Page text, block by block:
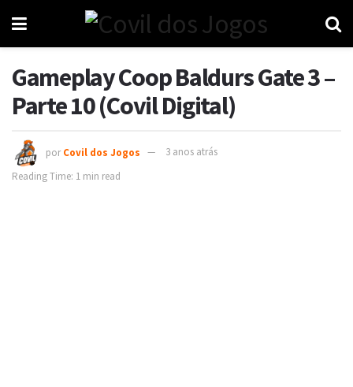
Gameplay Coop Baldurs Gate 3 –
Parte 10 (Covil Digital)
por Covil dos Jogos
3 anos atrás
Reading Time: 1 min read